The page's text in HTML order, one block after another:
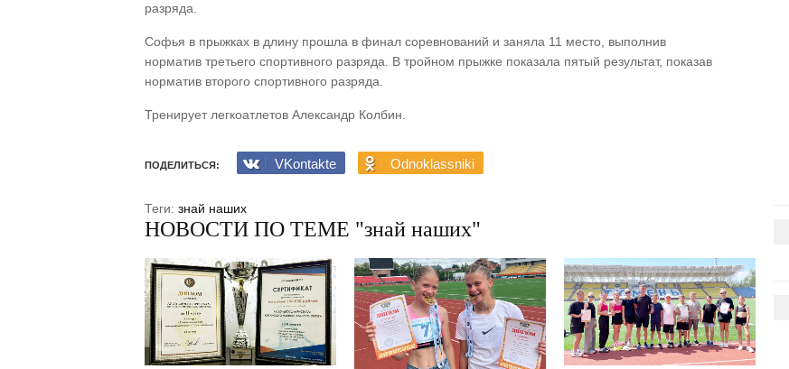
разряда.
Софья в прыжках в длину прошла в финал соревнований и заняла 11 место, выполнив
норматив третьего спортивного разряда. В тройном прыжке показала пятый результат, показав
норматив второго спортивного разряда.
Тренирует легкоатлетов Александр Колбин.
ПОДЕЛИТЬСЯ: VKontakte Odnoklassniki
Теги: знай наших
НОВОСТИ ПО ТЕМЕ "знай наших"